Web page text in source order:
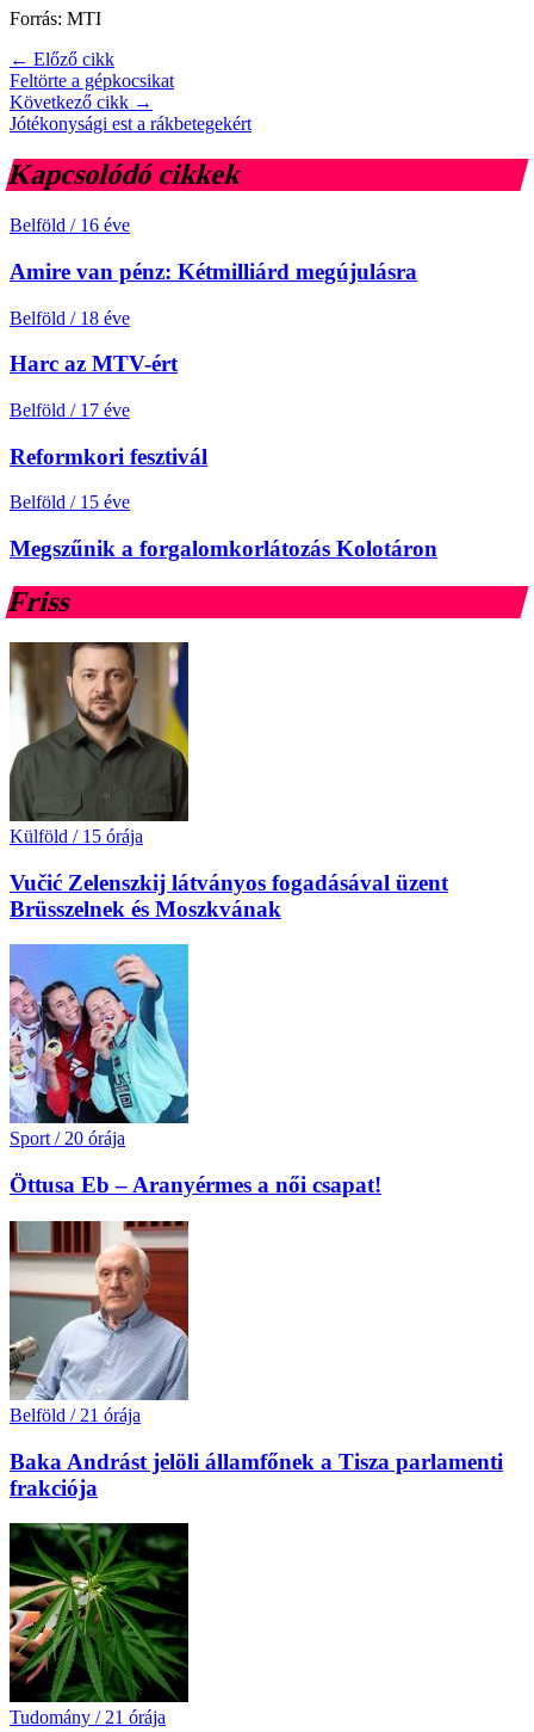
Forrás: MTI
← Előző cikk
Feltörte a gépkocsikat
Következő cikk →
Jótékonysági est a rákbetegekért
Kapcsolódó cikkek
Belföld / 16 éve
Amire van pénz: Kétmilliárd megújulásra
Belföld / 18 éve
Harc az MTV-ért
Belföld / 17 éve
Reformkori fesztivál
Belföld / 15 éve
Megszűnik a forgalomkorlátozás Kolotáron
Friss
Külföld / 15 órája
Vučić Zelenszkij látványos fogadásával üzent
Brüsszelnek és Moszkvának
Sport / 20 órája
Öttusa Eb – Aranyérmes a női csapat!
Belföld / 21 órája
Baka Andrást jelöli államfőnek a Tisza parlamenti
frakciója
Tudomány / 21 órája